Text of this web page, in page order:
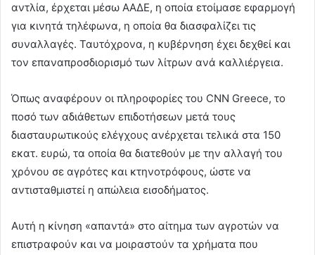
αντλία, έρχεται μέσω ΑΑΔΕ, η οποία ετοίμασε εφαρμογή
για κινητά τηλέφωνα, η οποία θα διασφαλίζει τις
συναλλαγές. Ταυτόχρονα, η κυβέρνηση έχει δεχθεί και
τον επαναπροσδιορισμό των λίτρων ανά καλλιέργεια.
Όπως αναφέρουν οι πληροφορίες του CNN Greece, το
ποσό των αδιάθετων επιδοτήσεων μετά τους
διασταυρωτικούς ελέγχους ανέρχεται τελικά στα 150
εκατ. ευρώ, τα οποία θα διατεθούν με την αλλαγή του
χρόνου σε αγρότες και κτηνοτρόφους, ώστε να
αντισταθμιστεί η απώλεια εισοδήματος.
Αυτή η κίνηση «απαντά» στο αίτημα των αγροτών να
επιστραφούν και να μοιραστούν τα χρήματα που